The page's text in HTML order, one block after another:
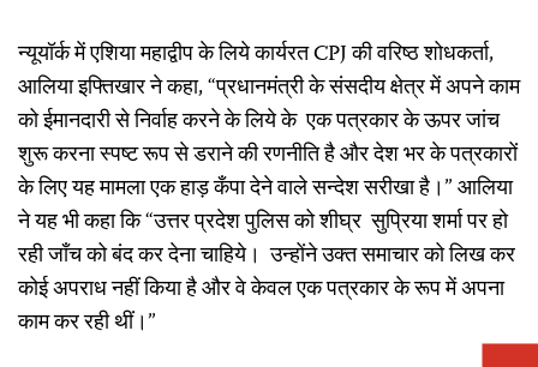
न्यूयॉर्क में एशिया महाद्वीप के लिये कार्यरत CPJ की वरिष्ठ शोधकर्ता,
आलिया इफ्तिखार ने कहा, “प्रधानमंत्री के संसदीय क्षेत्र में अपने काम
को ईमानदारी से निर्वाह करने के लिये के एक पत्रकार के ऊपर जांच
शुरू करना स्पष्ट रूप से डराने की रणनीति है और देश भर के पत्रकारों
के लिए यह मामला एक हाड़ कँपा देने वाले सन्देश सरीखा है।” आलिया
ने यह भी कहा कि “उत्तर प्रदेश पुलिस को शीघ्र सुप्रिया शर्मा पर हो
रही जाँच को बंद कर देना चाहिये। उन्होंने उक्त समाचार को लिख कर
कोई अपराध नहीं किया है और वे केवल एक पत्रकार के रूप में अपना
काम कर रही थीं।”